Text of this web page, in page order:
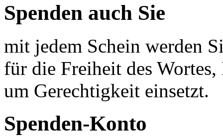
Spenden auch Sie
mit jedem Schein werden
für die Freiheit des
um Gerechtigkeit einsetzt.
Spenden-Konto